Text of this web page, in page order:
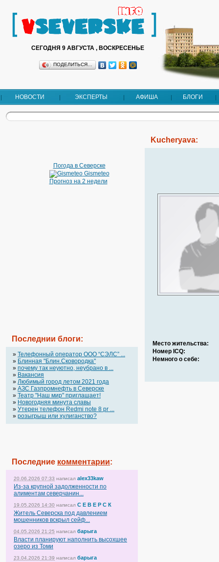
СЕГОДНЯ 9 АВГУСТА , ВОСКРЕСЕНЬЕ
ПОДЕЛИТЬСЯ…
НОВОСТИ ЭКСПЕРТЫ АФИША БЛОГИ
Погода в Северске
Gismeteo
Прогноз на 2 недели
Последнии блоги:
» Телефонный оператор OOO “СЭЛС” ...
» Блинная "Блин.Сковородка"
» почему так неуютно, неубрано в ...
» Вакансия
» Любимый город летом 2021 года
» АЗС Газпромнефть в Северске
» Театр "Наш мир" приглашает!
» Новогодняя минута славы
» Утерен телефон Redmi note 8 pr ...
» розыгрыш или хулиганство?
Последние комментарии:
20.06.2026 07:33 написал alex33kaw
Из-за крупной задолженности по
алиментам северчанин...
19.05.2026 14:30 написал С Е В Е Р С К
Житель Северска под давлением
мошенников вскрыл сейф...
04.05.2026 21:25 написал барыга
Власти планируют наполнить высохшее
озеро из Томи
23.04.2026 21:39 написал барыга
Kucheryava:
Место жительства:
Номер ICQ:
Немного о себе: